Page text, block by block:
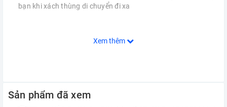
bạn khi xách thùng di chuyển đi xa
Xem thêm
Sản phẩm đã xem